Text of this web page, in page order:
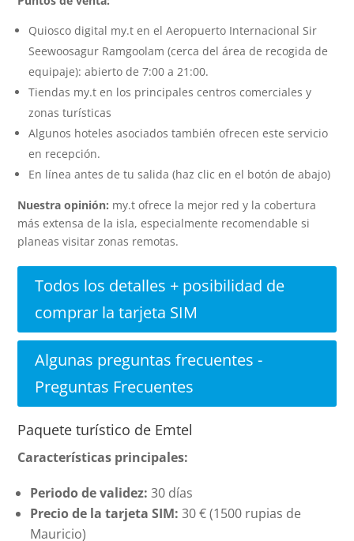
Quiosco digital my.t en el Aeropuerto Internacional Sir
Seewoosagur Ramgoolam (cerca del área de recogida de
equipaje): abierto de 7:00 a 21:00.
Tiendas my.t en los principales centros comerciales y
zonas turísticas
Algunos hoteles asociados también ofrecen este servicio
en recepción.
En línea antes de tu salida (haz clic en el botón de abajo)
Nuestra opinión: my.t ofrece la mejor red y la cobertura
más extensa de la isla, especialmente recomendable si
planeas visitar zonas remotas.
Todos los detalles + posibilidad de
comprar la tarjeta SIM
Algunas preguntas frecuentes -
Preguntas Frecuentes
Paquete turístico de Emtel
Características principales:
Periodo de validez: 30 días
Precio de la tarjeta SIM: 30 € (1500 rupias de
Mauricio)